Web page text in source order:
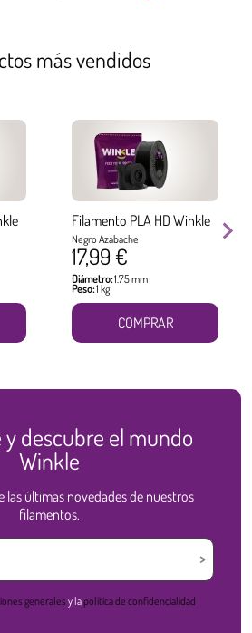
más vendidos
Filamento PLA HD Winkle
Negro Azabache
17,99 €
Diámetro:1.75 mm
Peso:1 kg
COMPRAR
descubre el mundo
Winkle
las últimas novedades de nuestros
filamentos.
generalesy lapolítica de confidencialidad